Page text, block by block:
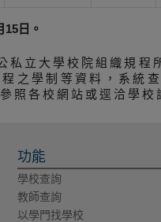
15日。
私立大學校院組織規
之學制等資料，系統
照各校網站或逕洽學校
功能
學校查詢
教師查詢
以學門找學校